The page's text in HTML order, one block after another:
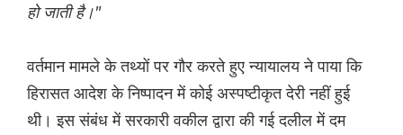
हो जाती है।"
वर्तमान मामले के तथ्यों पर गौर करते हुए न्यायालय ने पाया कि
हिरासत आदेश के निष्पादन में कोई अस्पष्टीकृत देरी नहीं हुई
थी। इस संबंध में सरकारी वकील द्वारा की गई दलील में दम